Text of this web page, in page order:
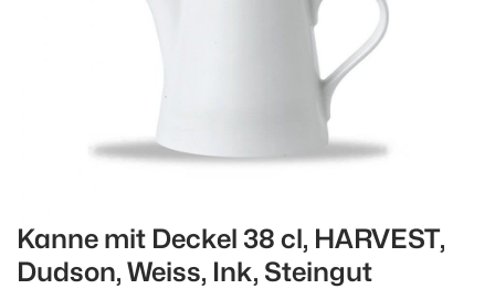
Kanne mit Deckel 38 cl, HARVEST,
Dudson, Weiss, Ink, Steingut